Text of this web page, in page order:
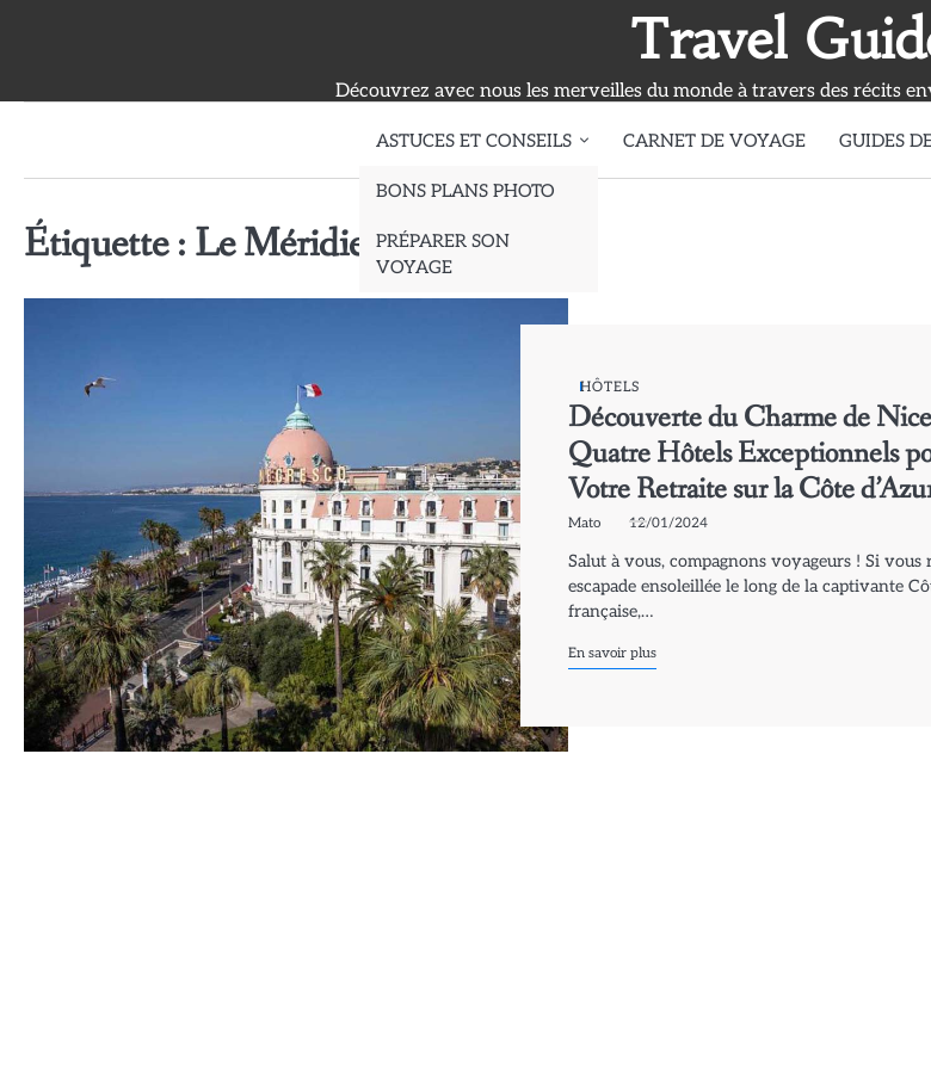
Travel
Découvrez avec nous les merveilles du monde à travers des récits
ASTUCES ET CONSEILS
BONS PLANS PHOTO
PRÉPARER SON
VOYAGE
CARNET DE VOYAGE GUIDES
Étiquette : Le Méridien Nice
HÔTELS
Découverte du Charme de
Quatre Hôtels Exceptionnels
Votre Retraite sur la Côte
Mato 12/01/2024
Salut à vous, compagnons voyageurs ! Si vous
escapade ensoleillée le long de la captivante
française,…
En savoir plus